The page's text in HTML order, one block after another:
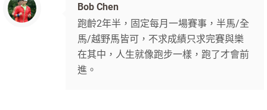
Bob Chen
跑齡2年半，固定每月一場賽事，半馬/全
馬/越野馬皆可，不求成績只求完賽與樂
在其中，人生就像跑步一樣，跑了才會前
進。